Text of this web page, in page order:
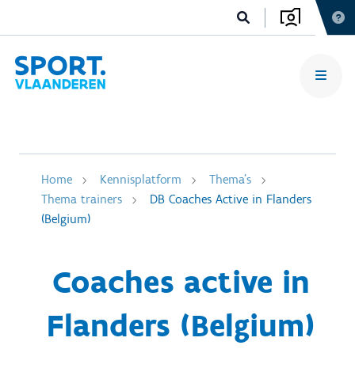
Home Kennisplatform
Thema's
Thema trainers
DB Coaches Active in Flanders
(Belgium)
Coaches active in
Flanders (Belgium)